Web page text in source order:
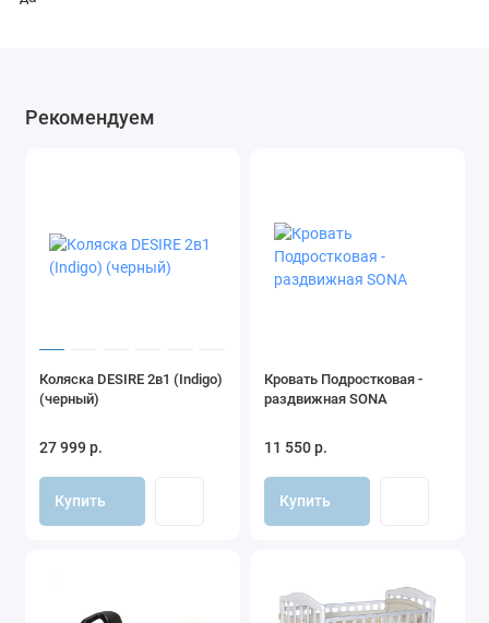
Рекомендуем
Коляска DESIRE 2в1 (Indigo)
(черный)
27 999 р.
Купить
Кровать Подростковая -
раздвижная SONA
11 550 р.
Купить